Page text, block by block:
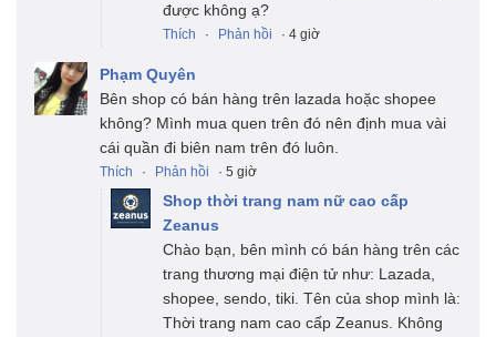
được không ạ?
Thích · Phản hồi · 4 giờ
Phạm Quyên
Bên shop có bán hàng trên lazada hoặc shopee
không? Mình mua quen trên đó nên định mua vài
cái quần đi biên nam trên đó luôn.
Thích · Phản hồi · 5 giờ
Shop thời trang nam nữ cao cấp
Zeanus
Chào bạn, bên mình có bán hàng trên các
trang thương mại điện tử như: Lazada,
shopee, sendo, tiki. Tên của shop mình là:
Thời trang nam cao cấp Zeanus. Không